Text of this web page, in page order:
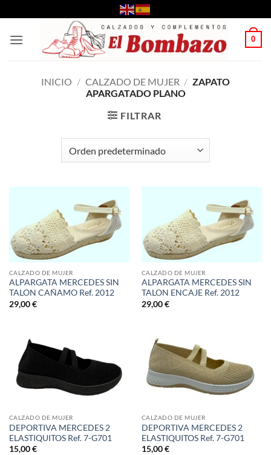
al
contenido
0
INICIO / CALZADO DE MUJER / ZAPATO
APARGATADO PLANO
FILTRAR
CALZADO DE MUJER
ALPARGATA MERCEDES SIN
TALON CAÑAMO Ref. 2012
29,00€
CALZADO DE MUJER
ALPARGATA MERCEDES SIN
TALON ENCAJE Ref. 2012
29,00€
CALZADO DE MUJER
DEPORTIVA MERCEDES 2
ELASTIQUITOS Ref. 7-G701
15,00€
CALZADO DE MUJER
DEPORTIVA MERCEDES 2
ELASTIQUITOS Ref. 7-G701
15,00€